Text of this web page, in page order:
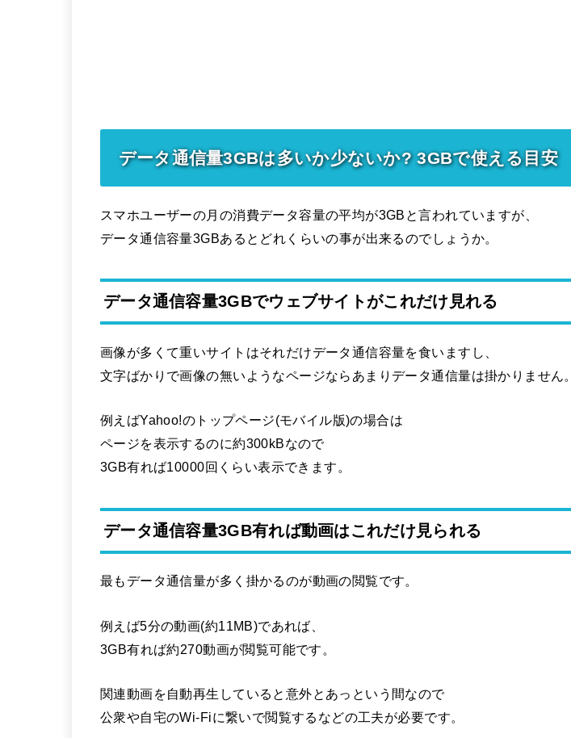
データ通信量3GBは多いか少ないか? 3GBで使える目安
スマホユーザーの月の消費データ容量の平均が3GBと言われていますが、
データ通信容量3GBあるとどれくらいの事が出来るのでしょうか。
データ通信容量3GBでウェブサイトがこれだけ見れる
画像が多くて重いサイトはそれだけデータ通信容量を食いますし、
文字ばかりで画像の無いようなページならあまりデータ通信量は掛かりません。
例えばYahoo!のトップページ(モバイル版)の場合は
ページを表示するのに約300kBなので
3GB有れば10000回くらい表示できます。
データ通信容量3GB有れば動画はこれだけ見られる
最もデータ通信量が多く掛かるのが動画の閲覧です。
例えば5分の動画(約11MB)であれば、
3GB有れば約270動画が閲覧可能です。
関連動画を自動再生していると意外とあっという間なので
公衆や自宅のWi-Fiに繋いで閲覧するなどの工夫が必要です。